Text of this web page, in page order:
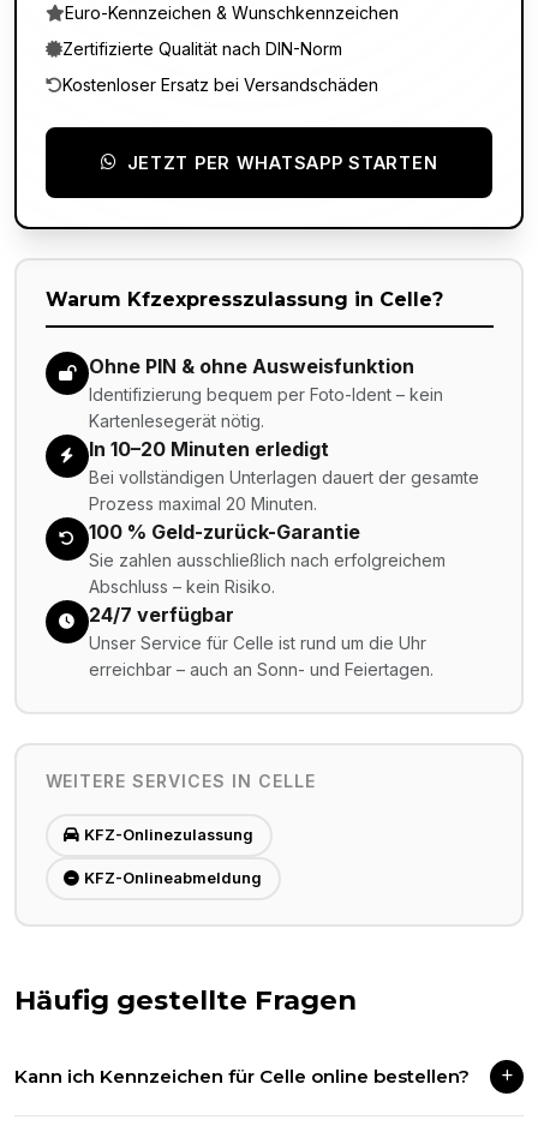
Euro-Kennzeichen & Wunschkennzeichen
Zertifizierte Qualität nach DIN-Norm
Kostenloser Ersatz bei Versandschäden
JETZT PER WHATSAPP STARTEN
Warum Kfzexpresszulassung in Celle?
Ohne PIN & ohne Ausweisfunktion
Identifizierung bequem per Foto-Ident – kein
Kartenlesegerät nötig.
In 10–20 Minuten erledigt
Bei vollständigen Unterlagen dauert der gesamte
Prozess maximal 20 Minuten.
100 % Geld-zurück-Garantie
Sie zahlen ausschließlich nach erfolgreichem
Abschluss – kein Risiko.
24/7 verfügbar
Unser Service für Celle ist rund um die Uhr
erreichbar – auch an Sonn- und Feiertagen.
WEITERE SERVICES IN CELLE
KFZ-Onlinezulassung
KFZ-Onlineabmeldung
Häufig gestellte Fragen
Kann ich Kennzeichen für Celle online bestellen?